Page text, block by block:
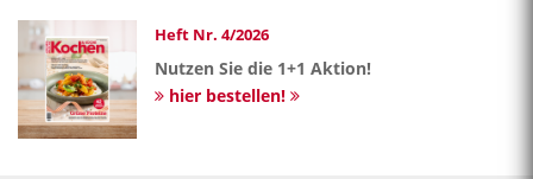
Heft Nr. 4/2026
Nutzen Sie die 1+1 Aktion!
hier bestellen!